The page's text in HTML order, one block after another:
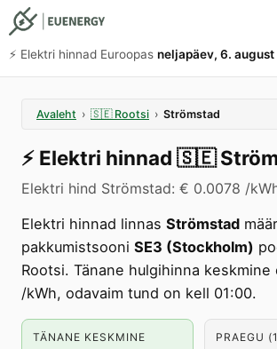
⚡️ Elektri hinnad Euroopas neljapäev, 6. august
Avaleht › 🇸🇪 Rootsi › Strömstad
⚡️ Elektri hinnad 🇸🇪
Elektri hind Strömstad: € 0.0078 /
Elektri hinnad linnas Strömstad
pakkumistsooni SE3 (Stockholm)
Rootsi. Tänane hulgihinna
/kWh, odavaim tund on kell 01:00.
TÄNANE KESKMINE PRAEGU